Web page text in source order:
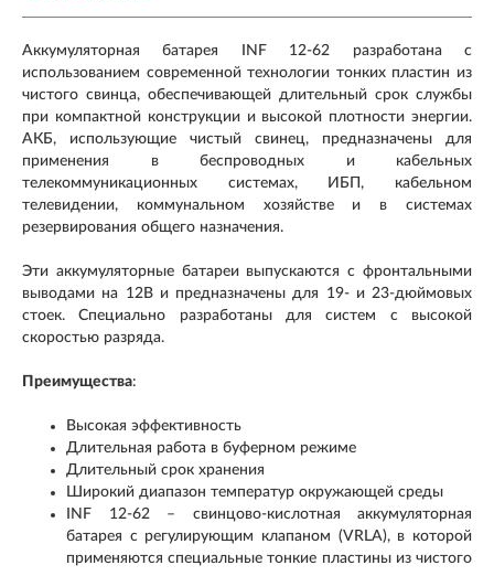
Аккумуляторная батарея INF 12-62 разработана с
использованием современной технологии тонких пластин из
чистого свинца, обеспечивающей длительный срок службы
при компактной конструкции и высокой плотности энергии.
АКБ, использующие чистый свинец, предназначены для
применения в беспроводных и кабельных
телекоммуникационных системах, ИБП, кабельном
телевидении, коммунальном хозяйстве и в системах
резервирования общего назначения.
Эти аккумуляторные батареи выпускаются с фронтальными
выводами на 12В и предназначены для 19- и 23-дюймовых
стоек. Специально разработаны для систем с высокой
скоростью разряда.
Преимущества:
Высокая эффективность
Длительная работа в буферном режиме
Длительный срок хранения
Широкий диапазон температур окружающей среды
INF 12-62 – свинцово-кислотная аккумуляторная
батарея с регулирующим клапаном (VRLA), в которой
применяются специальные тонкие пластины из чистого